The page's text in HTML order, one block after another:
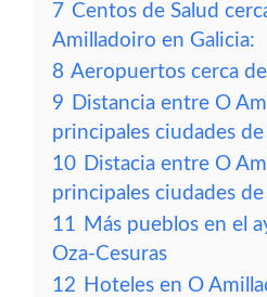
7 Centos de Salud
Amilladoiro en Galicia:
8 Aeropuertos cerca
9 Distancia entre O
principales ciudades de
10 Distacia entre O
principales ciudades
11 Más pueblos en el
Oza-Cesuras
12 Hoteles en O